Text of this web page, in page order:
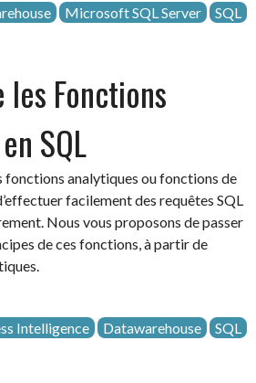
Microsoft SQL Server SQL
Fonctions
SQL
fonctions analytiques ou fonctions de
facilement des requêtes SQL
Nous vous proposons de passer
de ces fonctions, à partir de
Intelligence
Datawarehouse SQL